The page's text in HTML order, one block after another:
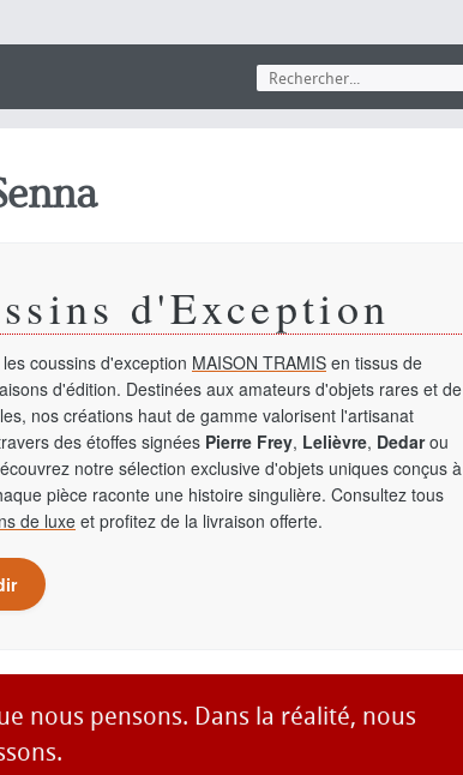
d'Exception
coussins d'exception MAISON TRAMIS en tissus de
d'édition. Destinées aux amateurs d'objets rares et de
nos créations haut de gamme valorisent l'artisanat
des étoffes signées Pierre Frey, Lelièvre, Dedarou
notre sélection exclusive d'objets uniques conçus à
pièce raconte une histoire singulière. Consultez tous
de luxeet profitez de la livraison offerte.
nous pensons. Dans la réalité, nous